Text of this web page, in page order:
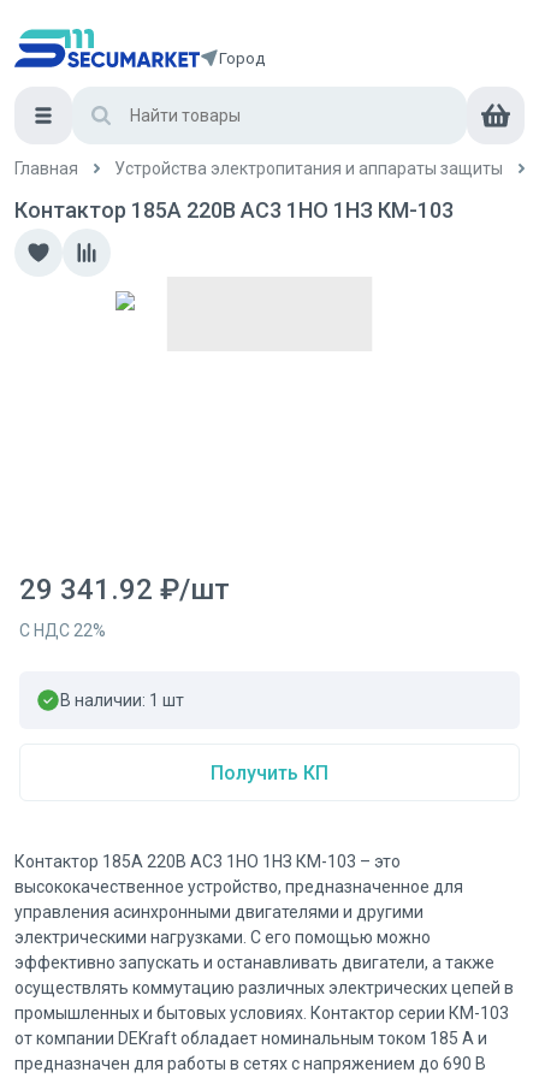
Город
Главная Устройства электропитания и аппараты защиты
Контактор 185А 220В AC3 1НО 1НЗ КМ-103
29 341.92 ₽/шт
С НДС 22%
В наличии: 1 шт
Получить КП
Контактор 185А 220В AC3 1НО 1НЗ КМ-103 – это
высококачественное устройство, предназначенное для
управления асинхронными двигателями и другими
электрическими нагрузками. С его помощью можно
эффективно запускать и останавливать двигатели, а также
осуществлять коммутацию различных электрических цепей в
промышленных и бытовых условиях. Контактор серии КМ-103
от компании DEKraft обладает номинальным током 185 А и
предназначен для работы в сетях с напряжением до 690 В